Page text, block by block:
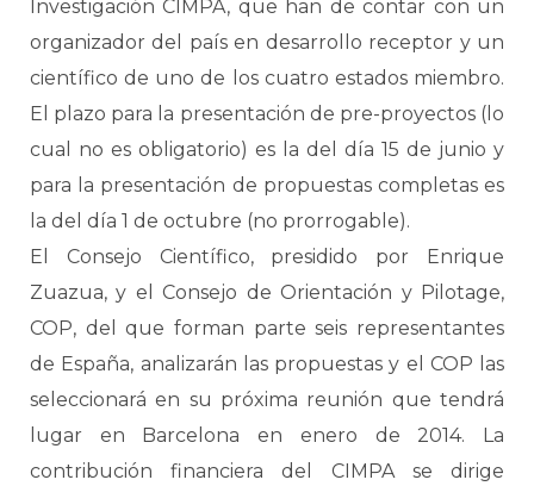
Investigación CIMPA, que han de contar con un
organizador del país en desarrollo receptor y un
científico de uno de los cuatro estados miembro.
El plazo para la presentación de pre-proyectos (lo
cual no es obligatorio) es la del día 15 de junio y
para la presentación de propuestas completas es
la del día 1 de octubre (no prorrogable).
El Consejo Científico, presidido por Enrique
Zuazua, y el Consejo de Orientación y Pilotage,
COP, del que forman parte seis representantes
de España, analizarán las propuestas y el COP las
seleccionará en su próxima reunión que tendrá
lugar en Barcelona en enero de 2014. La
contribución financiera del CIMPA se dirige